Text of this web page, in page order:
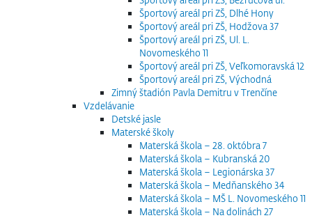
Športový areál pri ZŠ, Dlhé Hony
Športový areál pri ZŠ, Hodžova 37
Športový areál pri ZŠ, Ul. L.
Novomeského 11
Športový areál pri ZŠ, Veľkomoravská 12
Športový areál pri ZŠ, Východná
Zimný štadión Pavla Demitru v Trenčíne
Vzdelávanie
Detské jasle
Materské školy
Materská škola – 28. októbra 7
Materská škola – Kubranská 20
Materská škola – Legionárska 37
Materská škola – Medňanského 34
Materská škola – MŠ L. Novomeského 11
Materská škola – Na dolinách 27